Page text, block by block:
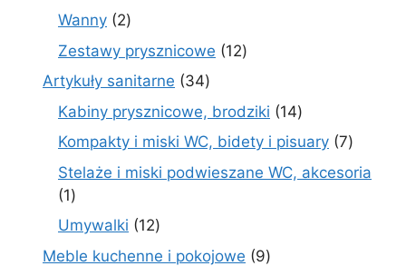
Wanny 22
produkty
Zestawy prysznicowe 1212
Artykuły sanitarne 3434
produkty
Kabiny prysznicowe, brodziki 1414
produktów
Kompakty i miski WC, bidety i pisuary 77
Stelaże i miski podwieszane WC, akcesoria
11
produkt
Umywalki 1212
produktów
Meble kuchenne i pokojowe 99